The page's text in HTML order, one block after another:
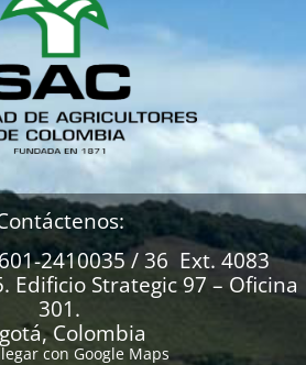
2410035 / 36 Ext. 4083
Edificio Strategic 97 – Oficina
301.
Colombia
con Google Maps